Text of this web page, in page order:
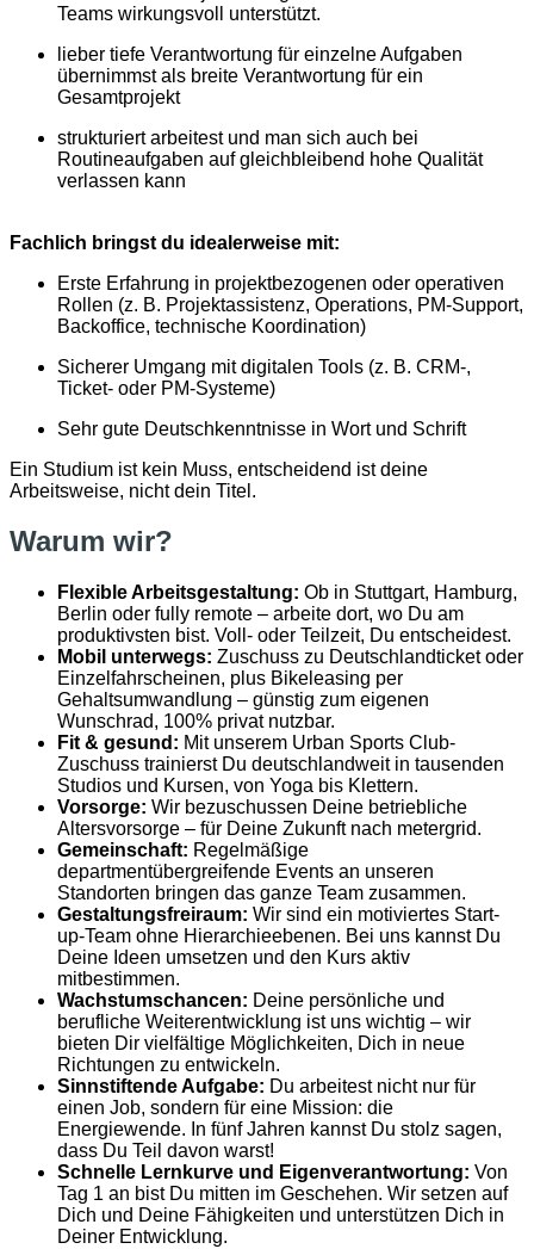
Teams wirkungsvoll unterstützt.
lieber tiefe Verantwortung für einzelne Aufgaben
übernimmst als breite Verantwortung für ein
Gesamtprojekt
strukturiert arbeitest und man sich auch bei
Routineaufgaben auf gleichbleibend hohe Qualität
verlassen kann
Fachlich bringst du idealerweise mit:
Erste Erfahrung in projektbezogenen oder operativen
Rollen (z. B. Projektassistenz, Operations, PM-Support,
Backoffice, technische Koordination)
Sicherer Umgang mit digitalen Tools (z. B. CRM-,
Ticket- oder PM-Systeme)
Sehr gute Deutschkenntnisse in Wort und Schrift
Ein Studium ist kein Muss, entscheidend ist deine
Arbeitsweise, nicht dein Titel.
Warum wir?
Flexible Arbeitsgestaltung: Ob in Stuttgart, Hamburg,
Berlin oder fully remote – arbeite dort, wo Du am
produktivsten bist. Voll- oder Teilzeit, Du entscheidest.
Mobil unterwegs: Zuschuss zu Deutschlandticket oder
Einzelfahrscheinen, plus Bikeleasing per
Gehaltsumwandlung – günstig zum eigenen
Wunschrad, 100% privat nutzbar.
Fit & gesund: Mit unserem Urban Sports Club-
Zuschuss trainierst Du deutschlandweit in tausenden
Studios und Kursen, von Yoga bis Klettern.
Vorsorge: Wir bezuschussen Deine betriebliche
Altersvorsorge – für Deine Zukunft nach metergrid.
Gemeinschaft: Regelmäßige
departmentübergreifende Events an unseren
Standorten bringen das ganze Team zusammen.
Gestaltungsfreiraum: Wir sind ein motiviertes Start-
up-Team ohne Hierarchieebenen. Bei uns kannst Du
Deine Ideen umsetzen und den Kurs aktiv
mitbestimmen.
Wachstumschancen: Deine persönliche und
berufliche Weiterentwicklung ist uns wichtig – wir
bieten Dir vielfältige Möglichkeiten, Dich in neue
Richtungen zu entwickeln.
Sinnstiftende Aufgabe: Du arbeitest nicht nur für
einen Job, sondern für eine Mission: die
Energiewende. In fünf Jahren kannst Du stolz sagen,
dass Du Teil davon warst!
Schnelle Lernkurve und Eigenverantwortung: Von
Tag 1 an bist Du mitten im Geschehen. Wir setzen auf
Dich und Deine Fähigkeiten und unterstützen Dich in
Deiner Entwicklung.